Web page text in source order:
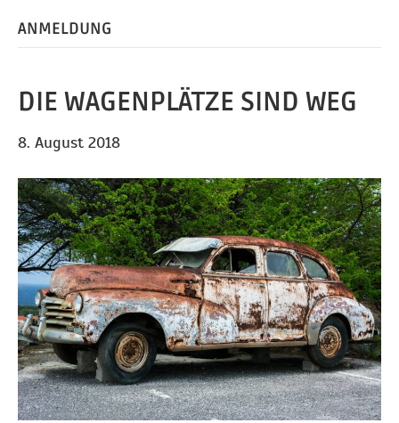
ANMELDUNG
DIE WAGENPLÄTZE SIND WEG
8. August 2018